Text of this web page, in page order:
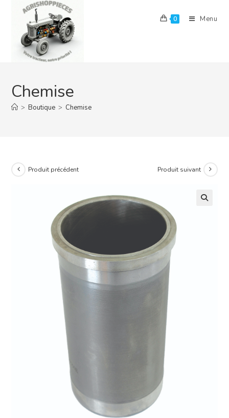
content
0 Menu
Chemise
> Boutique > Chemise
Produit précédent Produit suivant